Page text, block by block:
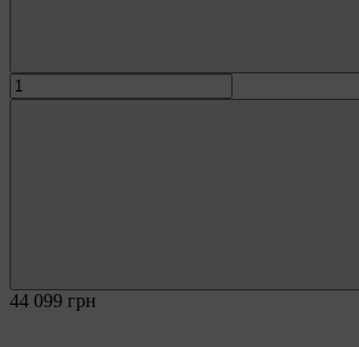
44 099 грн